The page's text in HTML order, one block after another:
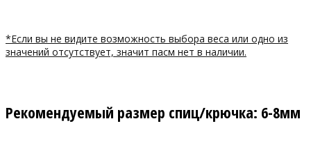
*Если вы не видите возможность выбора веса или одно из
значений отсутствует, значит пасм нет в наличии.
Рекомендуемый размер спиц/крючка: 6-8мм